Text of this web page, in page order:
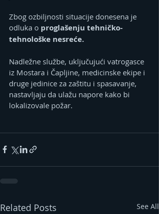
Zbog ozbiljnosti situacije donesena je
odluka o proglašenju tehničko-
tehnološke nesreće.
Nadležne službe, uključujući vatrogasce
iz Mostara i Čapljine, medicinske ekipe i
druge jedinice za zaštitu i spasavanje,
nastavljaju da ulažu napore kako bi
lokalizovale požar.
Related Posts See All